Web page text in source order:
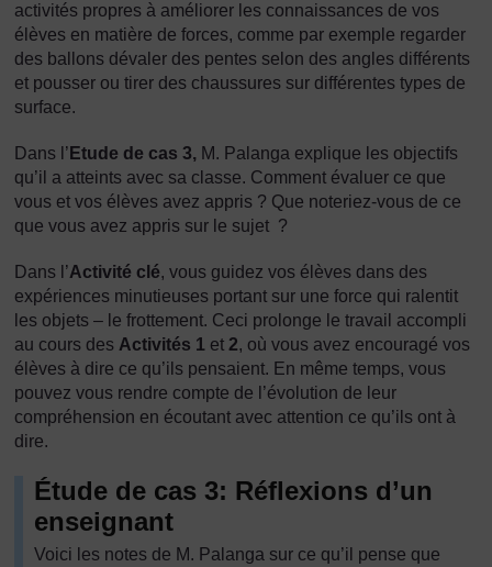
activités propres à améliorer les connaissances de vos
élèves en matière de forces, comme par exemple regarder
des ballons dévaler des pentes selon des angles différents
et pousser ou tirer des chaussures sur différentes types de
surface.
Dans l’ Etude de cas 3, M. Palanga explique les objectifs
qu’il a atteints avec sa classe. Comment évaluer ce que
vous et vos élèves avez appris ? Que noteriez-vous de ce
que vous avez appris sur le sujet ?
Dans l’Activité clé, vous guidez vos élèves dans des
expériences minutieuses portant sur une force qui ralentit
les objets – le frottement. Ceci prolonge le travail accompli
au cours des Activités 1 et 2, où vous avez encouragé vos
élèves à dire ce qu’ils pensaient. En même temps, vous
pouvez vous rendre compte de l’évolution de leur
compréhension en écoutant avec attention ce qu’ils ont à
dire.
Étude de cas 3: Réflexions d’un
enseignant
Voici les notes de M. Palanga sur ce qu’il pense que